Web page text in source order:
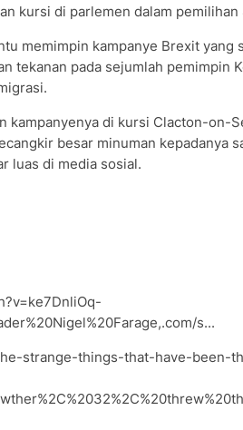
kursi di parlemen dalam pemilihan
memimpin kampanye Brexit yang
tekanan pada sejumlah pemimpin
kampanyenya di kursi Clacton-on-
besar minuman kepadanya
luas di media sosial.
s...
strange-things-that-have-been-